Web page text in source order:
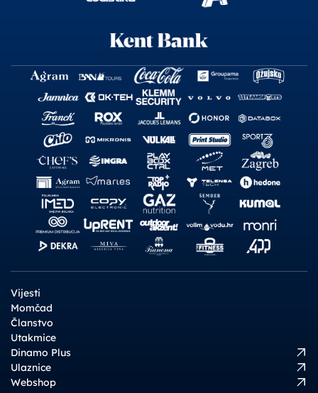
Vijesti
Momčad
Članstvo
Utakmice
Dinamo Plus
Ulaznice
Webshop